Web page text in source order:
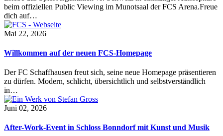
beim offiziellen Public Viewing im Munotsaal der FCS Arena.Freue
dich auf…
Mai 22, 2026
Willkommen auf der neuen FCS-Homepage
Der FC Schaffhausen freut sich, seine neue Homepage präsentieren
zu dürfen. Modern, schlicht, übersichtlich und selbstverständlich
in…
Juni 02, 2026
After-Work-Event in Schloss Bonndorf mit Kunst und Musik